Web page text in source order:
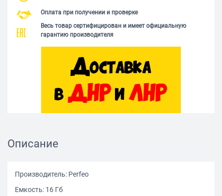
Оплата при получении и проверке
Весь товар сертифицирован и имеет официальную
гарантию производителя
Описание
Производитель: Perfeo
Емкость: 16 Гб